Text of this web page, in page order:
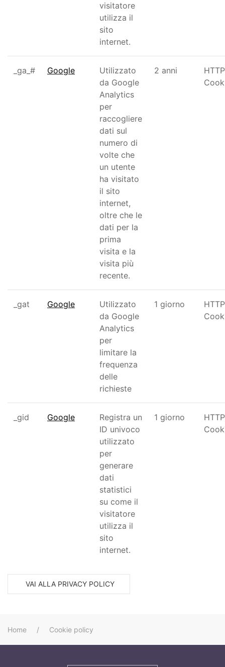
visitatore
utilizza il
sito
internet.
_ga_# Google
Utilizzato
da Google
Analytics
per
raccogliere
dati sul
numero di
volte che
un utente
ha visitato
il sito
internet,
oltre che le
dati per la
prima
visita e la
visita più
recente.
2 anni
HTTP
_gat Google
Utilizzato
da Google
Analytics
per
limitare la
frequenza
delle
richieste
1 giorno
HTTP
_gid Google
Registra un
ID univoco
utilizzato
per
generare
dati
statistici
su come il
visitatore
utilizza il
sito
internet.
1 giorno
HTTP
VAI ALLA PRIVACY POLICY
Home Cookie policy